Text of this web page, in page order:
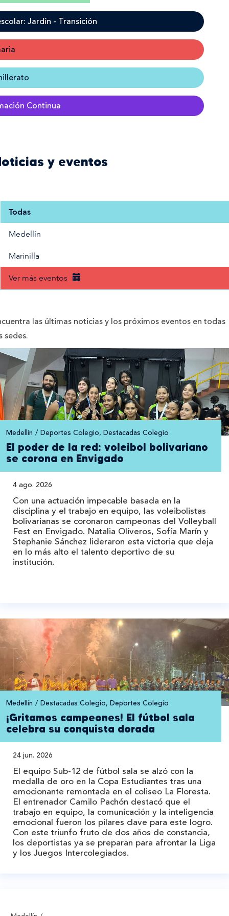
Jardín - Transición
Continua
y eventos
Todas
Medellín
Marinilla
Ver más eventos
las últimas noticias y los próximos eventos en todas
sedes.
Medellín Deportes Colegio, Destacadas Colegio
El poder de la red: voleibol bolivariano
se corona en Envigado
4 ago. 2026
Con una actuación impecable basada en la
disciplina y el trabajo en equipo, las voleibolistas
bolivarianas se coronaron campeonas del Volleyball
Fest en Envigado. Natalia Oliveros, Sofía Marín y
Stephanie Sánchez lideraron esta victoria que deja
en lo más alto el talento deportivo de su
institución.
Medellín Destacadas Colegio, Deportes Colegio
¡Gritamos campeones! El fútbol sala
celebra su conquista dorada
24 jun. 2026
El equipo Sub-12 de fútbol sala se alzó con la
medalla de oro en la Copa Estudiantes tras una
emocionante remontada en el coliseo La Floresta.
El entrenador Camilo Pachón destacó que el
trabajo en equipo, la comunicación y la inteligencia
emocional fueron los pilares clave para este logro.
Con este triunfo fruto de dos años de constancia,
los deportistas ya se preparan para afrontar la Liga
y los Juegos Intercolegiados.